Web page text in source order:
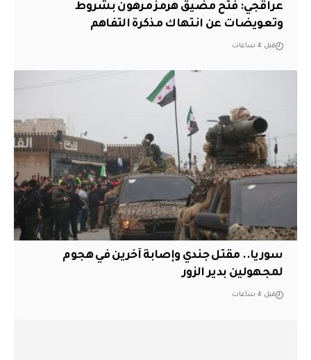
عراقجي: فتح مضيق هرمز مرهون بشروط
وتعويضات عن انتهاك مذكرة التفاهم
قبل 4 ساعات
سوريا.. مقتل جندي وإصابة آخرين في هجوم
لمجهولين بدير الزور
قبل 4 ساعات